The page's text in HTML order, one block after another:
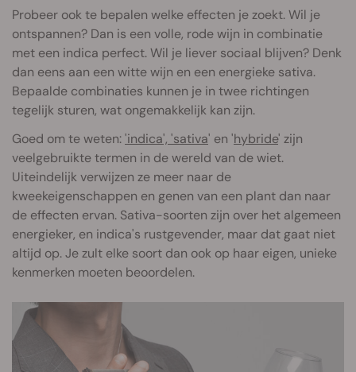
Probeer ook te bepalen welke effecten je zoekt. Wil je
ontspannen? Dan is een volle, rode wijn in combinatie
met een indica perfect. Wil je liever sociaal blijven? Denk
dan eens aan een witte wijn en een energieke sativa.
Bepaalde combinaties kunnen je in twee richtingen
tegelijk sturen, wat ongemakkelijk kan zijn.
Goed om te weten:'indica', 'sativa' en 'hybride' zijn
veelgebruikte termen in de wereld van de wiet.
Uiteindelijk verwijzen ze meer naar de
kweekeigenschappen en genen van een plant dan naar
de effecten ervan. Sativa-soorten zijn over het algemeen
energieker, en indica's rustgevender, maar dat gaat niet
altijd op. Je zult elke soort dan ook op haar eigen, unieke
kenmerken moeten beoordelen.